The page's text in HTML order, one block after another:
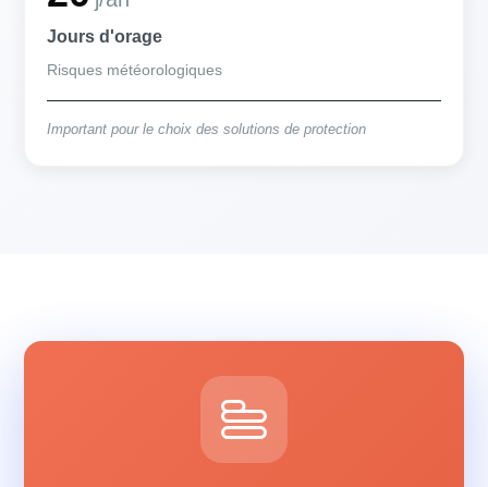
Jours d'orage
Risques météorologiques
Important pour le choix des solutions de protection